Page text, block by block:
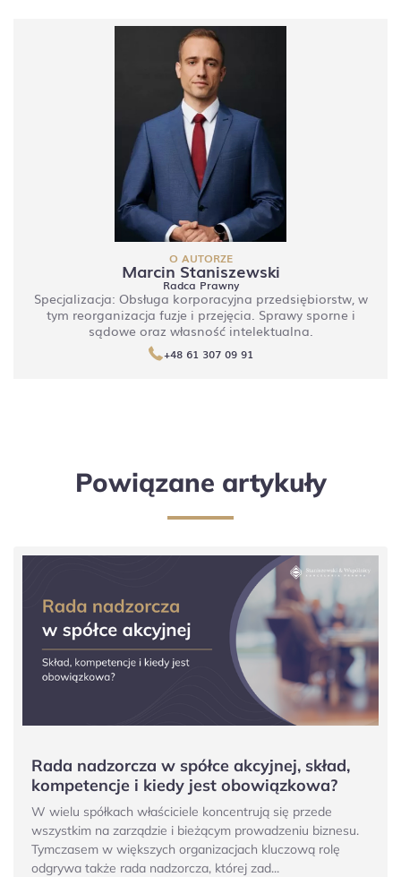
O AUTORZE
Marcin Staniszewski
Radca Prawny
Specjalizacja: Obsługa korporacyjna przedsiębiorstw, w
tym reorganizacja fuzje i przejęcia. Sprawy sporne i
sądowe oraz własność intelektualna.
+48 61 307 09 91
Powiązane artykuły
Rada nadzorcza w spółce akcyjnej, skład,
kompetencje i kiedy jest obowiązkowa?
W wielu spółkach właściciele koncentrują się przede
wszystkim na zarządzie i bieżącym prowadzeniu biznesu.
Tymczasem w większych organizacjach kluczową rolę
odgrywa także rada nadzorcza, której zad...